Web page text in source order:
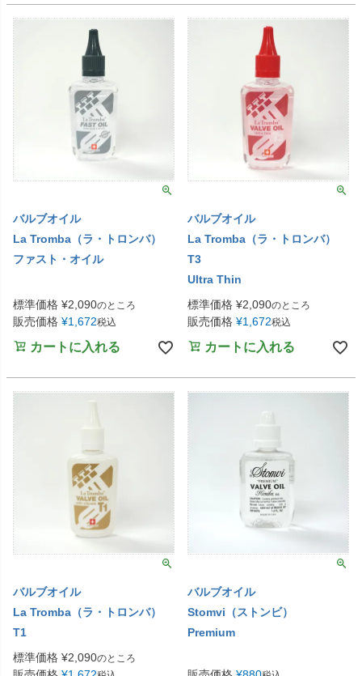
バルブオイル
La Tromba（ラ・トロンバ）
ファスト・オイル
標準価格 ¥2,090のところ
販売価格 ¥1,672税込
カートに入れる
バルブオイル
La Tromba（ラ・トロンバ）
T3
Ultra Thin
標準価格 ¥2,090のところ
販売価格 ¥1,672税込
カートに入れる
バルブオイル
La Tromba（ラ・トロンバ）
T1
標準価格 ¥2,090のところ
バルブオイル
Stomvi（ストンビ）
Premium